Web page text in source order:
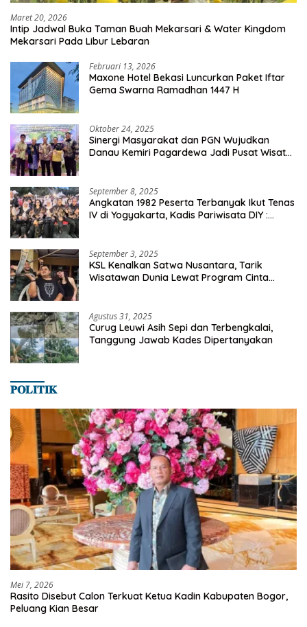
Maret 20, 2026
Intip Jadwal Buka Taman Buah Mekarsari & Water Kingdom
Mekarsari Pada Libur Lebaran
Februari 13, 2026
Maxone Hotel Bekasi Luncurkan Paket Iftar
Gema Swarna Ramadhan 1447 H
Oktober 24, 2025
Sinergi Masyarakat dan PGN Wujudkan
Danau Kemiri Pagardewa Jadi Pusat Wisata
September 8, 2025
Angkatan 1982 Peserta Terbanyak Ikut Tenas
IV di Yogyakarta, Kadis Pariwisata DIY :
September 3, 2025
KSL Kenalkan Satwa Nusantara, Tarik
Wisatawan Dunia Lewat Program Cinta
Agustus 31, 2025
Curug Leuwi Asih Sepi dan Terbengkalai,
Tanggung Jawab Kades Dipertanyakan
𝐏𝐎𝐋𝐈𝐓𝐈𝐊
Mei 7, 2026
Rasito Disebut Calon Terkuat Ketua Kadin Kabupaten Bogor,
Peluang Kian Besar